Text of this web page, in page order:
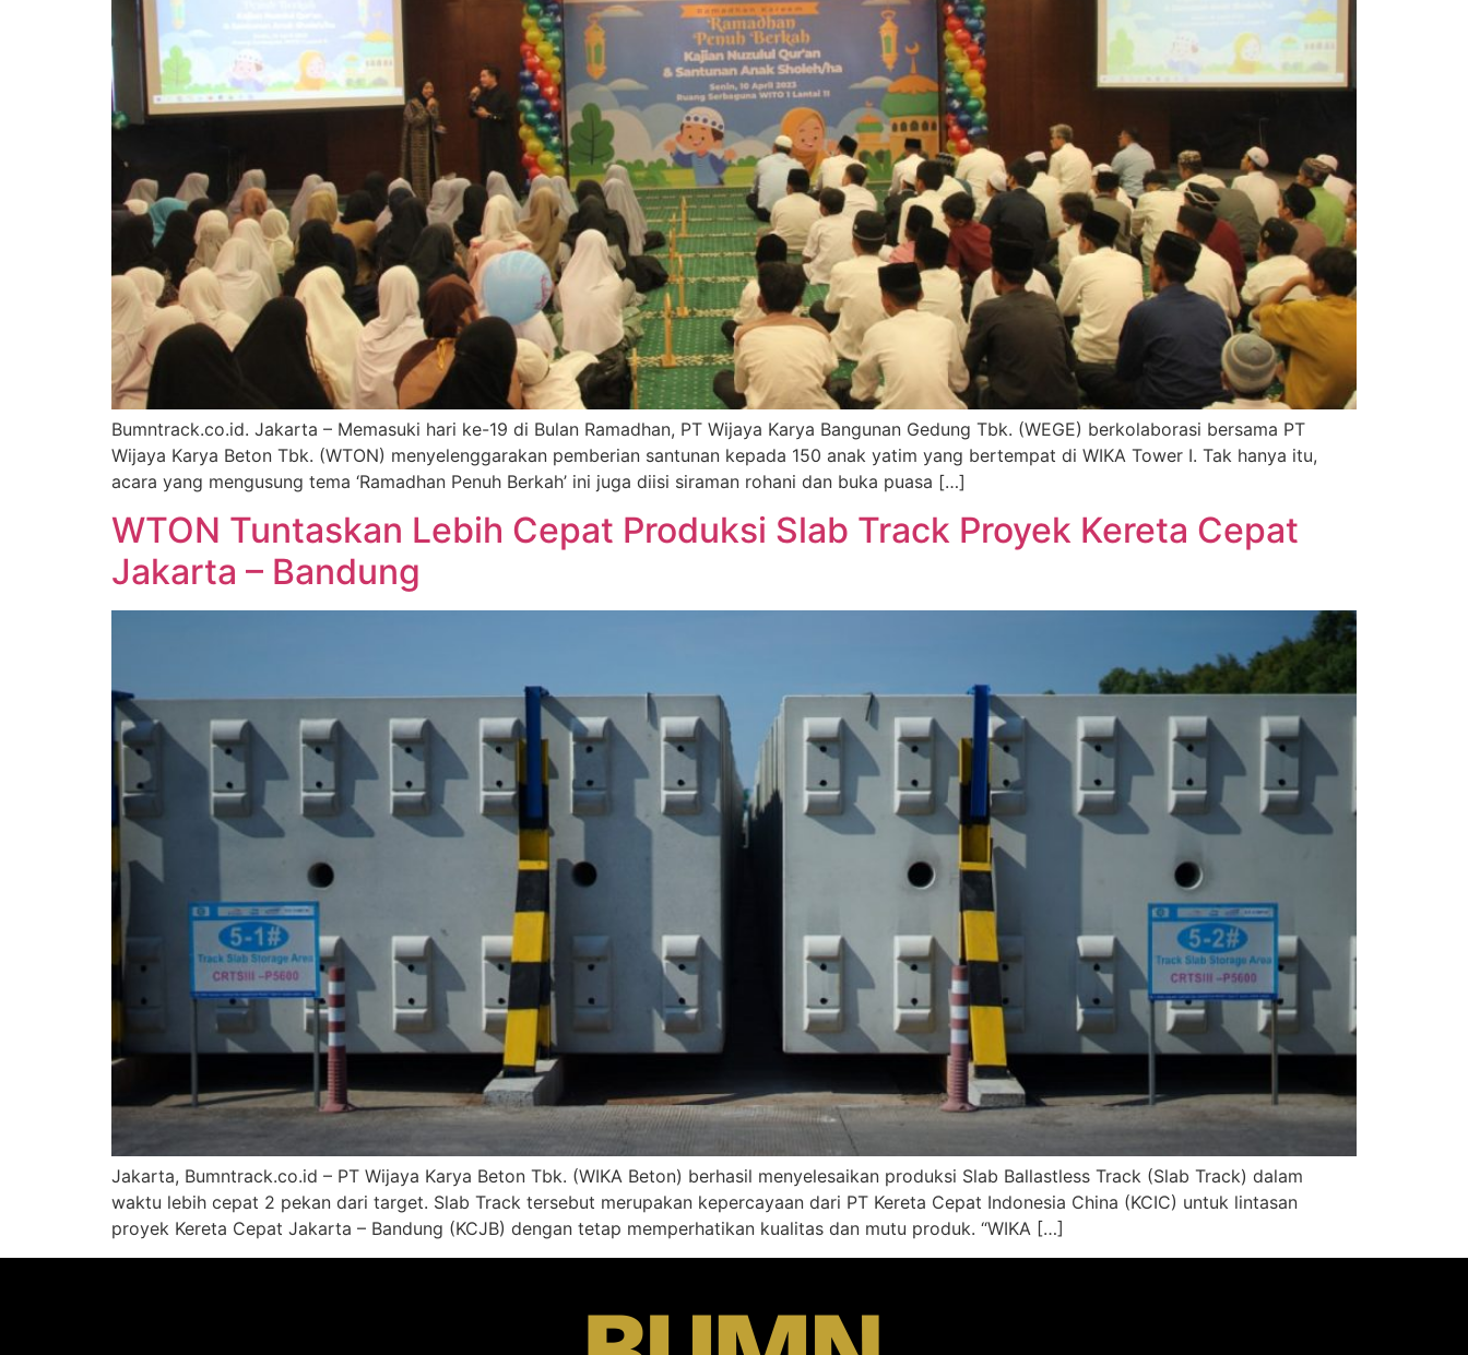
Bumntrack.co.id. Jakarta – Memasuki hari ke-19 di Bulan Ramadhan, PT Wijaya Karya Bangunan Gedung Tbk. (WEGE) berkolaborasi bersama PT
Wijaya Karya Beton Tbk. (WTON) menyelenggarakan pemberian santunan kepada 150 anak yatim yang bertempat di WIKA Tower I. Tak hanya itu,
acara yang mengusung tema ‘Ramadhan Penuh Berkah’ ini juga diisi siraman rohani dan buka puasa […]
WTON Tuntaskan Lebih Cepat Produksi Slab Track Proyek Kereta Cepat
Jakarta – Bandung
Jakarta, Bumntrack.co.id – PT Wijaya Karya Beton Tbk. (WIKA Beton) berhasil menyelesaikan produksi Slab Ballastless Track (Slab Track) dalam
waktu lebih cepat 2 pekan dari target. Slab Track tersebut merupakan kepercayaan dari PT Kereta Cepat Indonesia China (KCIC) untuk lintasan
proyek Kereta Cepat Jakarta – Bandung (KCJB) dengan tetap memperhatikan kualitas dan mutu produk. “WIKA […]